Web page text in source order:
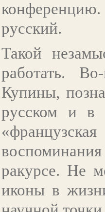
конференцию.
русский.
Такой
работать.
Купины,
русском и в
ракурсе. Не
иконы в